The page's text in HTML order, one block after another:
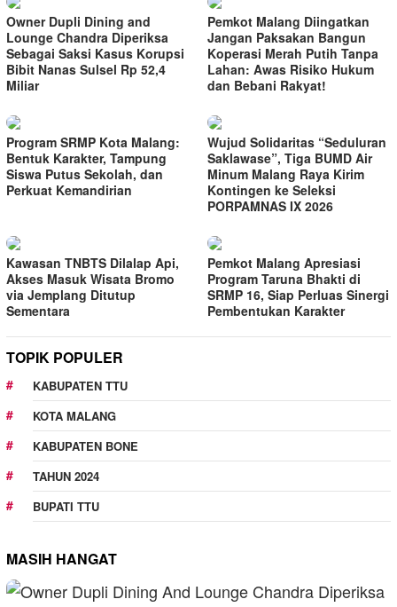
Owner Dupli Dining and
Lounge Chandra Diperiksa
Sebagai Saksi Kasus Korupsi
Bibit Nanas Sulsel Rp 52,4
Miliar
Pemkot Malang Diingatkan
Jangan Paksakan Bangun
Koperasi Merah Putih Tanpa
Lahan: Awas Risiko Hukum
dan Bebani Rakyat!
Program SRMP Kota Malang:
Bentuk Karakter, Tampung
Siswa Putus Sekolah, dan
Perkuat Kemandirian
Wujud Solidaritas “Seduluran
Saklawase”, Tiga BUMD Air
Minum Malang Raya Kirim
Kontingen ke Seleksi
PORPAMNAS IX 2026
Kawasan TNBTS Dilalap Api,
Akses Masuk Wisata Bromo
via Jemplang Ditutup
Sementara
Pemkot Malang Apresiasi
Program Taruna Bhakti di
SRMP 16, Siap Perluas Sinergi
Pembentukan Karakter
TOPIK POPULER
KABUPATEN TTU
KOTA MALANG
KABUPATEN BONE
TAHUN 2024
BUPATI TTU
MASIH HANGAT